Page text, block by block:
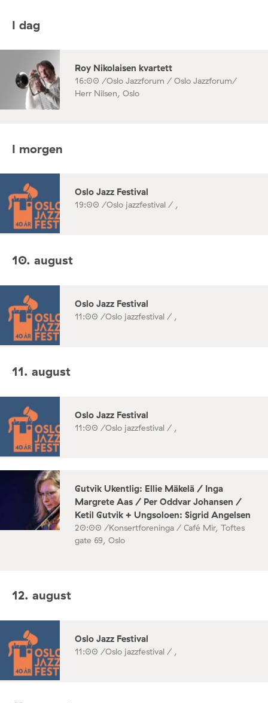
I dag
Roy Nikolaisen kvartett
16:00 /Oslo Jazzforum / Oslo Jazzforum/
Herr Nilsen, Oslo
I morgen
Oslo Jazz Festival
19:00 /Oslo jazzfestival / ,
10. august
Oslo Jazz Festival
11:00 /Oslo jazzfestival / ,
11. august
Oslo Jazz Festival
11:00 /Oslo jazzfestival / ,
Gutvik Ukentlig: Ellie Mäkelä / Inga
Margrete Aas / Per Oddvar Johansen /
Ketil Gutvik + Ungsoloen: Sigrid Angelsen
20:00 /Konsertforeninga / Café Mir, Toftes
gate 69, Oslo
12. august
Oslo Jazz Festival
11:00 /Oslo jazzfestival / ,